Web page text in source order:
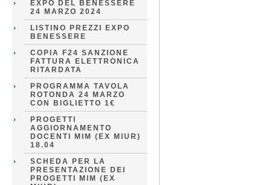
EXPO DEL BENESSERE
24 MARZO 2024
LISTINO PREZZI EXPO
BENESSERE
COPIA F24 SANZIONE
FATTURA ELETTRONICA
RITARDATA
PROGRAMMA TAVOLA
ROTONDA 24 MARZO
CON BIGLIETTO 1€
PROGETTI
AGGIORNAMENTO
DOCENTI MIM (EX MIUR)
18.04
SCHEDA PER LA
PRESENTAZIONE DEI
PROGETTI MIM (EX